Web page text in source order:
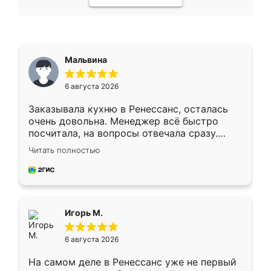
Мальвина
6 августа 2026
Заказывала кухню в Ренессанс, осталась
очень довольна. Менеджер всё быстро
посчитала, на вопросы отвечала сразу.
Замерщик приехал в субботу, подошёл к
делу со всей ответственностью. Собрали
за день, ребята работали аккуратно, даже
Читать полностью
Игорь М.
6 августа 2026
На самом деле в Ренессанс уже не первый